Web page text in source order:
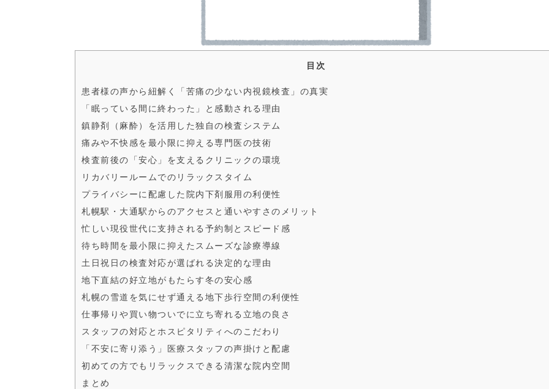
目次
患者様の声から紐解く「苦痛の少ない内視鏡検査」の真実
「眠っている間に終わった」と感動される理由
鎮静剤（麻酔）を活用した独自の検査システム
痛みや不快感を最小限に抑える専門医の技術
検査前後の「安心」を支えるクリニックの環境
リカバリールームでのリラックスタイム
プライバシーに配慮した院内下剤服用の利便性
札幌駅・大通駅からのアクセスと通いやすさのメリット
忙しい現役世代に支持される予約制とスピード感
待ち時間を最小限に抑えたスムーズな診療導線
土日祝日の検査対応が選ばれる決定的な理由
地下直結の好立地がもたらす冬の安心感
札幌の雪道を気にせず通える地下歩行空間の利便性
仕事帰りや買い物ついでに立ち寄れる立地の良さ
スタッフの対応とホスピタリティへのこだわり
「不安に寄り添う」医療スタッフの声掛けと配慮
初めての方でもリラックスできる清潔な院内空間
まとめ